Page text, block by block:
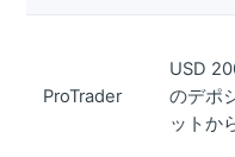
ProTrader
USD
のデポ
ットか